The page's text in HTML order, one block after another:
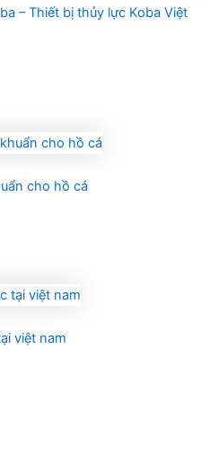
– Thiết bị thủy lực Koba Việt
cho hồ cá
việt nam